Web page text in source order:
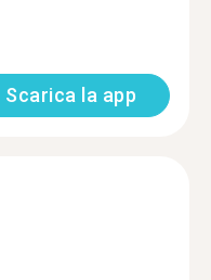
Scarica la app